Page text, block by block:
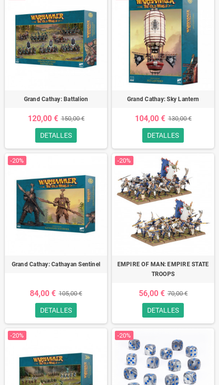
Grand Cathay: Battalion
120,00 € 150,00 €
DETALLES
Grand Cathay: Sky Lantern
104,00 € 130,00 €
DETALLES
-20%
Grand Cathay: Cathayan Sentinel
84,00 € 105,00 €
DETALLES
-20%
EMPIRE OF MAN: EMPIRE STATE
TROOPS
56,00 € 70,00 €
DETALLES
-20% -20%